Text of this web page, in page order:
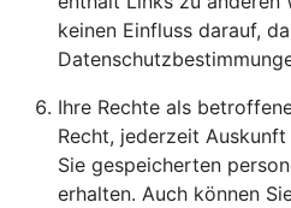
keinen Einfluss darauf,
Ihre Rechte als
Recht, jederzeit
Sie gespeicherten
erhalten. Auch können